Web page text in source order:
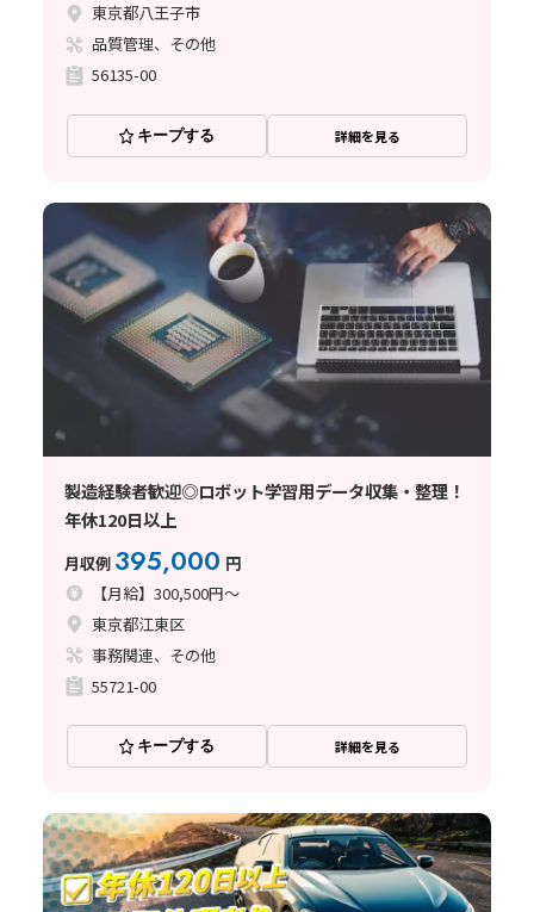
東京都八王子市
品質管理、その他
56135-00
キープする 詳細を見る
製造経験者歓迎◎ロボット学習用データ収集・整理！
年休120日以上
月収例 395,000 円
【月給】300,500円～
東京都江東区
事務関連、その他
55721-00
キープする 詳細を見る